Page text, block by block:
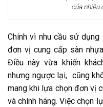
của nhiều
Chính vì nhu cầu sử dụng
đơn vị cung cấp sàn
Điều này vừa khiến
nhưng ngược lại, cũng
mang khi lựa chọn đơn vị
và chính hãng. Việc chọn